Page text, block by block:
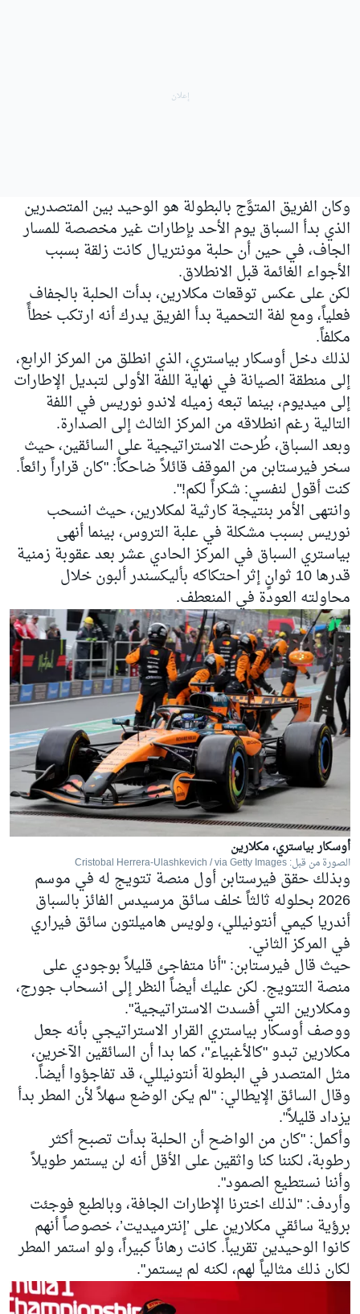
وكان الفريق المتوَّج بالبطولة هو الوحيد بين المتصدرين
الذي بدأ السباق يوم الأحد بإطارات غير مخصصة للمسار
الجاف، في حين أن حلبة مونتريـال كانت زلقة بسبب
الأجواء الغائمة قبل الانطلاق.
لكن على عكس توقعات مكلارين، بدأت الحلبة بالجفاف
فعلياً، ومع لفة التحمية بدأ الفريق يدرك أنه ارتكب خطأً
مكلفاً.
لذلك دخلأوسكار بياستري، الذي انطلق من المركز الرابع،
إلى منطقة الصيانة في نهاية اللفة الأولى لتبديل الإطارات
إلى ميديوم، بينما تبعه زميله لاندو نوريس في اللفة
التالية رغم انطلاقه من المركز الثالث إلى الصدارة.
وبعد السباق، طُرحت الاستراتيجية على السائقين، حيث
سخر فيرستابن من الموقف قائلاً ضاحكاً: "كان قراراً رائعاً.
كنت أقول لنفسي: شكراً لكم!".
وانتهى الأمر بنتيجة كارثية لمكلارين، حيث انسحب
نوريس بسبب مشكلة في علبة التروس، بينما أنهى
بياستري السباق في المركز الحادي عشر بعد عقوبة زمنية
قدرها 10 ثوانٍ إثر احتكاكه بأليكسندر ألبون خلال
محاولته العودة في المنعطف.
أوسكار بياستري، مكلارين
الصورة من قبل: Cristobal Herrera-Ulashkevich / via Getty Images
وبذلك حقق فيرستابن أول منصة تتويج له في موسم
2026 بحلوله ثالثاً خلف سائق مرسيدس الفائز بالسباق
أندريا كيمي أنتونيللي، ولويس هاميلتون سائق فيراري
في المركز الثاني.
حيث قال فيرستابن: "أنا متفاجئ قليلاً بوجودي على
منصة التتويج. لكن عليك أيضاً النظر إلى انسحاب جورج،
ومكلارين التي أفسدت الاستراتيجية".
ووصف أوسكار بياستري القرار الاستراتيجي بأنه جعل
مكلارين تبدو "كالأغبياء"، كما بدا أن السائقين الآخرين،
مثل المتصدر في البطولة أنتونيللي، قد تفاجؤوا أيضاً.
وقال السائق الإيطالي: "لم يكن الوضع سهلاً لأن المطر بدأ
يزداد قليلاً".
وأكمل: "كان من الواضح أن الحلبة بدأت تصبح أكثر
رطوبة، لكننا كنا واثقين على الأقل أنه لن يستمر طويلاً
وأننا نستطيع الصمود".
وأردف: "لذلك اخترنا الإطارات الجافة، وبالطبع فوجئت
برؤية سائقي مكلارين على ’إنترميديت’، خصوصاً أنهم
كانوا الوحيدين تقريباً. كانت رهاناً كبيراً، ولو استمر المطر
لكان ذلك مثالياً لهم، لكنه لم يستمر".